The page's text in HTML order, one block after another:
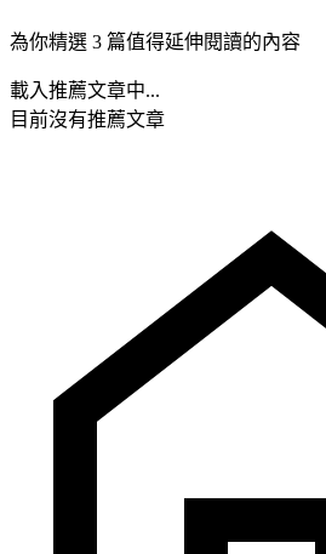
為你精選 3 篇值得延伸閱讀的內容
載入推薦文章中...
目前沒有推薦文章